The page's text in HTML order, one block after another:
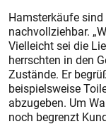
Hamsterkäufe
nachvollziehbar.
Vielleicht sei die
herrschten in den
Zustände. Er
beispielsweise
abzugeben. Um
noch begrenzt